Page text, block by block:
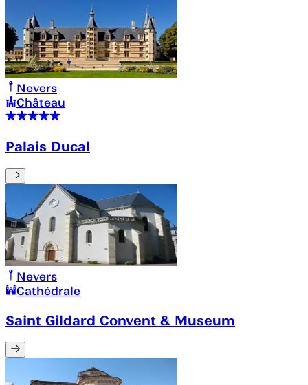
Nevers
Château
Palais Ducal
Nevers
Cathédrale
Saint Gildard Convent & Museum